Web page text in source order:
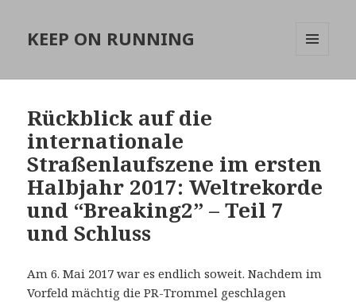
KEEP ON RUNNING
Rückblick auf die
internationale
Straßenlaufszene im ersten
Halbjahr 2017: Weltrekorde
und “Breaking2” – Teil 7
und Schluss
Am 6. Mai 2017 war es endlich soweit. Nachdem im
Vorfeld mächtig die PR-Trommel geschlagen